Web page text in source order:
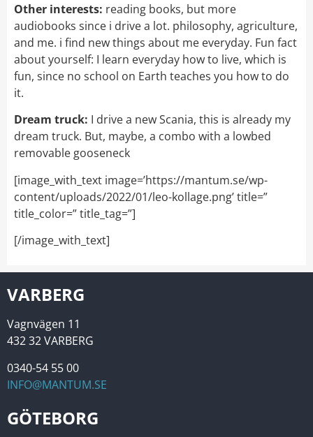
Other interests: reading books, but more
audiobooks since i drive a lot. philosophy, agriculture,
and me. i find new things about me everyday. Fun fact
about yourself: I learn everyday how to live, which is
fun, since no school on Earth teaches you how to do
it.
Dream truck: I drive a new Scania, this is already my
dream truck. But, maybe, a combo with a lowbed
removable gooseneck
[image_with_text image=’https://mantum.se/wp-
content/uploads/2022/01/leo-kollage.png’ title=”
title_color=” title_tag=”]
[/image_with_text]
VARBERG
Vagnvägen 11
432 32 VARBERG
0340-54 55 00
INFO@MANTUM.SE
GÖTEBORG